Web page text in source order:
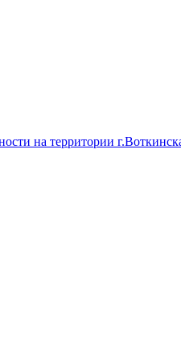
на территории